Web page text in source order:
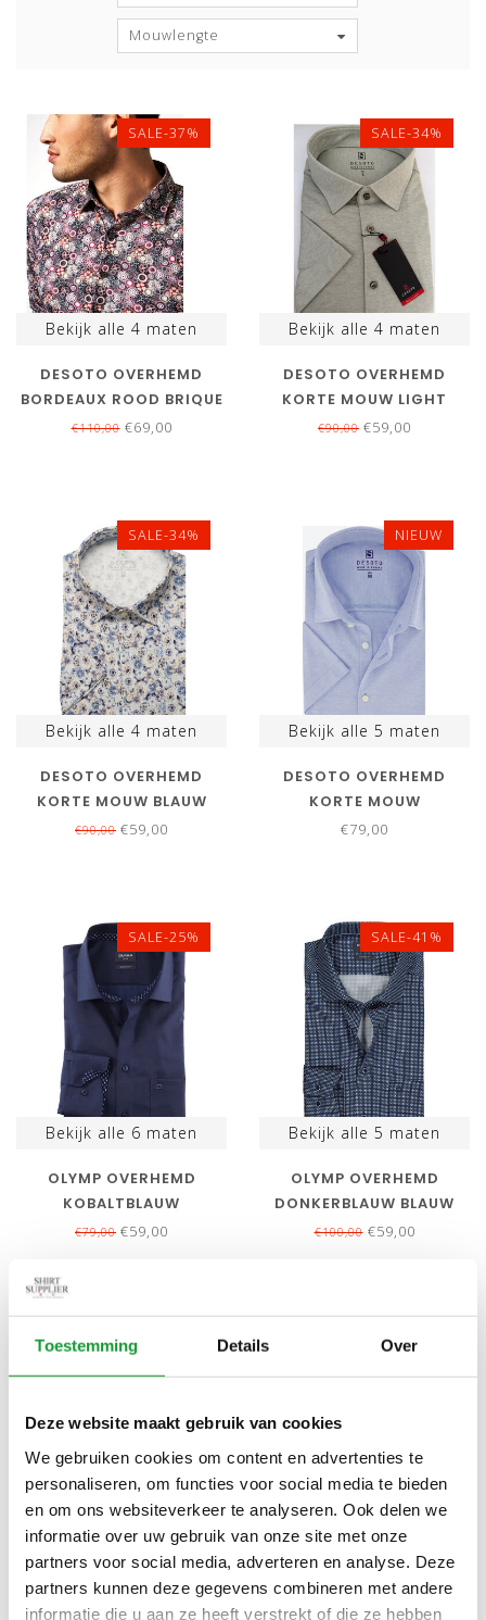
Toestemming Details Over
Deze website maakt gebruik van cookies
We gebruiken cookies om content en advertenties te
personaliseren, om functies voor social media te bieden
en om ons websiteverkeer te analyseren. Ook delen we
informatie over uw gebruik van onze site met onze
partners voor social media, adverteren en analyse. Deze
partners kunnen deze gegevens combineren met andere
informatie die u aan ze heeft verstrekt of die ze hebben
Mouwlengte
SALE-37%
Bekijk alle 4 maten
DESOTO OVERHEMD
BORDEAUX ROOD BRIQUE
GRIJS BLOEMENPRINT
€110,00€69,00
SALE-34%
Bekijk alle 4 maten
DESOTO OVERHEMD
KORTE MOUW LIGHT
GREEN PIQUE
€90,00 €59,00
SALE-34%
Bekijk alle 4 maten
DESOTO OVERHEMD
KORTE MOUW BLAUW
BEIGE BLOEMENPRINT
€90,00 €59,00
NIEUW
Bekijk alle 5 maten
DESOTO OVERHEMD
KORTE MOUW
LICHTBLAUW
€79,00
SALE-25%
Bekijk alle 6 maten
OLYMP OVERHEMD
KOBALTBLAUW
STRUCTUUR STRIJKVRIJ
€79,00 €59,00
SALE-41%
Bekijk alle 5 maten
OLYMP OVERHEMD
DONKERBLAUW BLAUW
WIT PRINT MOUWLENGTE
€100,00€59,00
SALE-11%
Bekijk alle6 maten
OLYMP DONKERBLAUW
DYNAMIC FLEX JERSEY
SALE-21%
Bekijk alle6maten
OLYMP STRIJKVRIJ
OVERHEMD WIT STRETCH